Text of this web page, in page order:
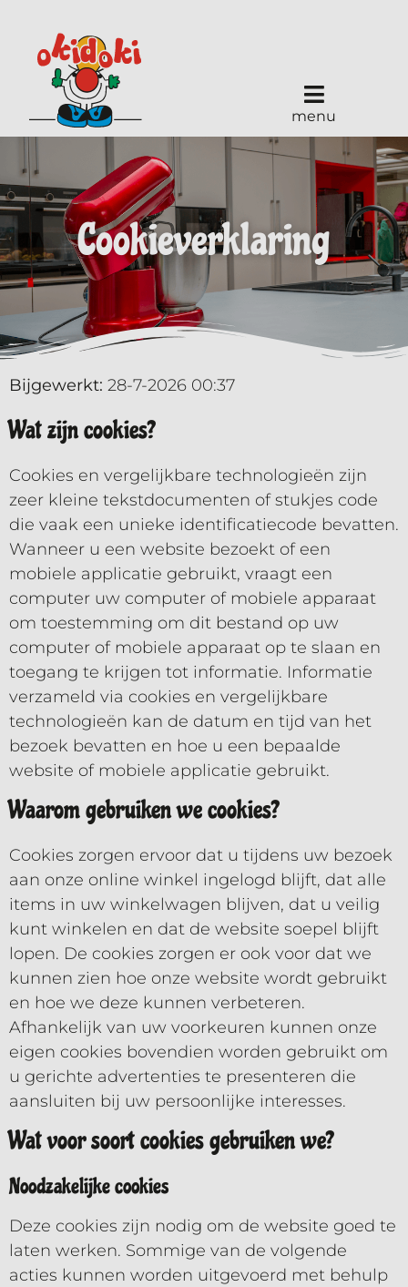
menu
Cookieverklaring
Bijgewerkt: 28-7-2026 00:37
Wat zijn cookies?
Cookies en vergelijkbare technologieën zijn
zeer kleine tekstdocumenten of stukjes code
die vaak een unieke identificatiecode bevatten.
Wanneer u een website bezoekt of een
mobiele applicatie gebruikt, vraagt een
computer uw computer of mobiele apparaat
om toestemming om dit bestand op uw
computer of mobiele apparaat op te slaan en
toegang te krijgen tot informatie. Informatie
verzameld via cookies en vergelijkbare
technologieën kan de datum en tijd van het
bezoek bevatten en hoe u een bepaalde
website of mobiele applicatie gebruikt.
Waarom gebruiken we cookies?
Cookies zorgen ervoor dat u tijdens uw bezoek
aan onze online winkel ingelogd blijft, dat alle
items in uw winkelwagen blijven, dat u veilig
kunt winkelen en dat de website soepel blijft
lopen. De cookies zorgen er ook voor dat we
kunnen zien hoe onze website wordt gebruikt
en hoe we deze kunnen verbeteren.
Afhankelijk van uw voorkeuren kunnen onze
eigen cookies bovendien worden gebruikt om
u gerichte advertenties te presenteren die
aansluiten bij uw persoonlijke interesses.
Wat voor soort cookies gebruiken we?
Noodzakelijke cookies
Deze cookies zijn nodig om de website goed te
laten werken. Sommige van de volgende
acties kunnen worden uitgevoerd met behulp